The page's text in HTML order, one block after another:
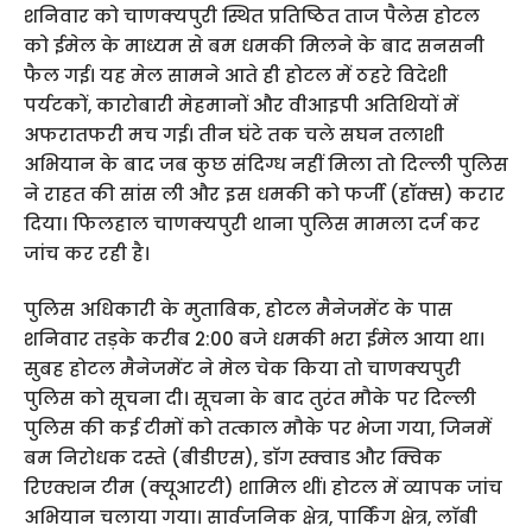
शनिवार को चाणक्यपुरी स्थित प्रतिष्ठित ताज पैलेस होटल
को ईमेल के माध्यम से बम धमकी मिलने के बाद सनसनी
फैल गई। यह मेल सामने आते ही होटल में ठहरे विदेशी
पर्यटकों, कारोबारी मेहमानों और वीआइपी अतिथियों में
अफरातफरी मच गई। तीन घंटे तक चले सघन तलाशी
अभियान के बाद जब कुछ संदिग्ध नहीं मिला तो दिल्ली पुलिस
ने राहत की सांस ली और इस धमकी को फर्जी (हॉक्स) करार
दिया। फिलहाल चाणक्यपुरी थाना पुलिस मामला दर्ज कर
जांच कर रही है।
पुलिस अधिकारी के मुताबिक, होटल मैनेजमेंट के पास
शनिवार तड़के करीब 2:00 बजे धमकी भरा ईमेल आया था।
सुबह होटल मैनेजमेंट ने मेल चेक किया तो चाणक्यपुरी
पुलिस को सूचना दी। सूचना के बाद तुरंत मौके पर दिल्ली
पुलिस की कई टीमों को तत्काल मौके पर भेजा गया, जिनमें
बम निरोधक दस्ते (बीडीएस), डाॅग स्क्वाड और क्विक
रिएक्शन टीम (क्यूआरटी) शामिल थीं। होटल में व्यापक जांच
अभियान चलाया गया। सार्वजनिक क्षेत्र, पार्किंग क्षेत्र, लाॅबी